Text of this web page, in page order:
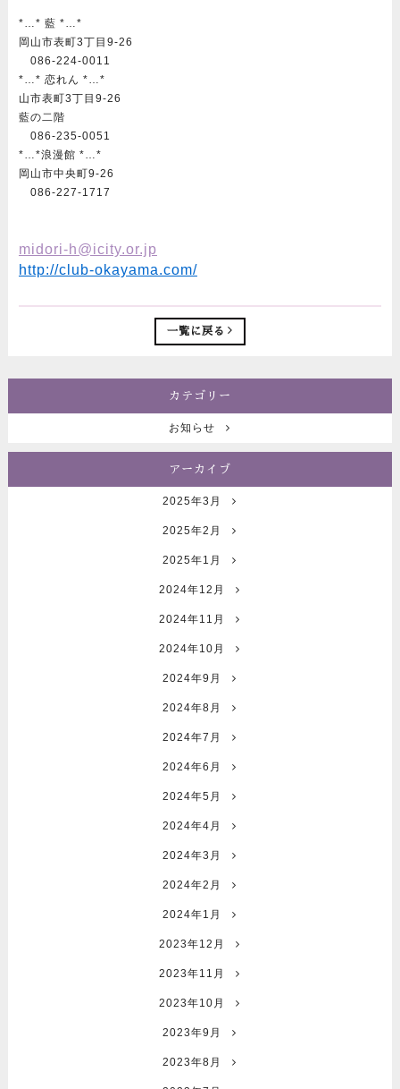
*…* 藍 *…*
岡山市表町3丁目9-26
086-224-0011
*…* 恋れん *…*
山市表町3丁目9-26
藍の二階
086-235-0051
*…*浪漫館 *…*
岡山市中央町9-26
086-227-1717
midori-h@icity.or.jp
http://club-okayama.com/
一覧に戻る
カテゴリー
お知らせ
アーカイブ
2025年3月
2025年2月
2025年1月
2024年12月
2024年11月
2024年10月
2024年9月
2024年8月
2024年7月
2024年6月
2024年5月
2024年4月
2024年3月
2024年2月
2024年1月
2023年12月
2023年11月
2023年10月
2023年9月
2023年8月